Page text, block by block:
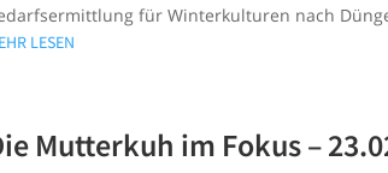
für Winterkulturen nach
LESEN
Mutterkuh im Fokus –